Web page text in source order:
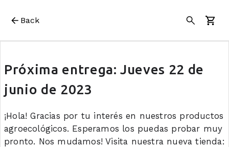
Back
Próxima entrega: Jueves 22 de
junio de 2023
¡Hola! Gracias por tu interés en nuestros productos
agroecológicos. Esperamos los puedas probar muy
pronto. Nos mudamos! Visita nuestra nueva tienda: